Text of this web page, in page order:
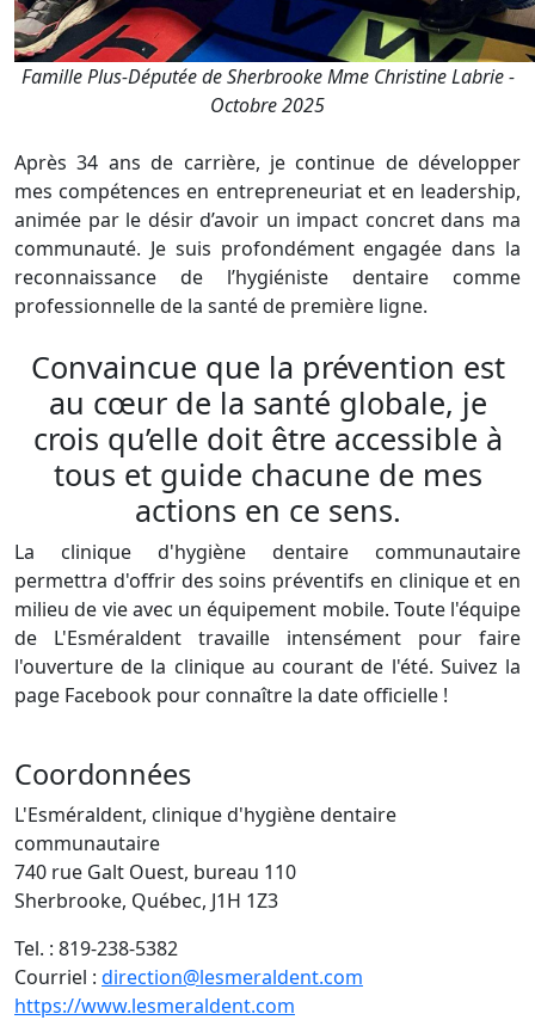
Famille Plus-Députée de Sherbrooke Mme Christine Labrie -
Octobre 2025
Après 34 ans de carrière, je continue de développer
mes compétences en entrepreneuriat et en leadership,
animée par le désir d’avoir un impact concret dans ma
communauté. Je suis profondément engagée dans la
reconnaissance de l’hygiéniste dentaire comme
professionnelle de la santé de première ligne.
Convaincue que la prévention est
au cœur de la santé globale, je
crois qu’elle doit être accessible à
tous et guide chacune de mes
actions en ce sens.
La clinique d'hygiène dentaire communautaire
permettra d'offrir des soins préventifs en clinique et en
milieu de vie avec un équipement mobile. Toute l'équipe
de L'Esméraldent travaille intensément pour faire
l'ouverture de la clinique au courant de l'été. Suivez la
page Facebook pour connaître la date officielle !
Coordonnées
L'Esméraldent, clinique d'hygiène dentaire
communautaire
740 rue Galt Ouest, bureau 110
Sherbrooke, Québec, J1H 1Z3
Tel. : 819-238-5382
Courriel : direction@lesmeraldent.com
https://www.lesmeraldent.com